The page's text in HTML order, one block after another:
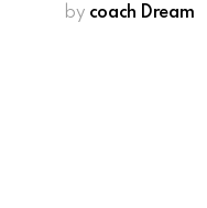
by coach Dream